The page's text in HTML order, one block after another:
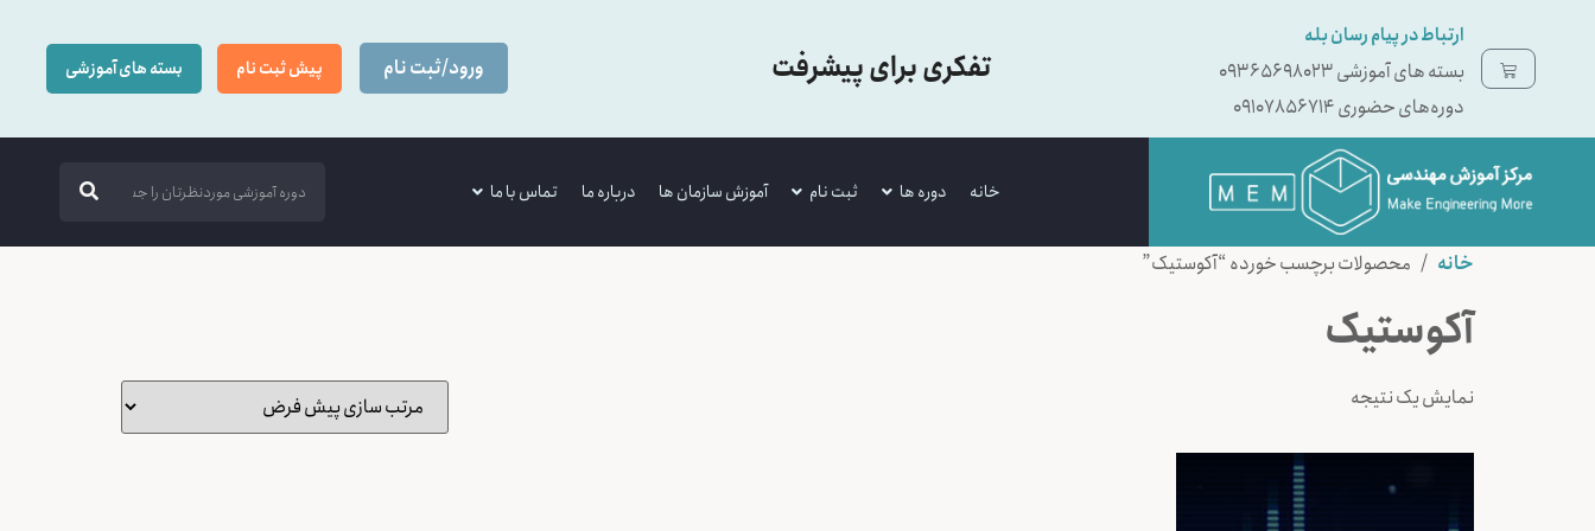
ارتباط در پیام رسان بله
بسته ‌های آموزشی 09365698023
دوره‌های حضوری 09107856714
تفکری برای پیشرفت ورود/ثبت نام پیش ثبت نام بسته های آموزشی
خانه دوره ها ثبت نام آموزش سازمان ها درباره ما تماس با ما
خانه / محصولات برچسب خورده “آکوستیک”
آکوستیک
نمایش یک نتیجه